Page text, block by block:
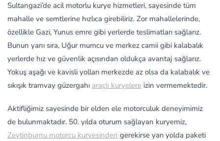
Sultangazi’de acil motorlu kurye hizmetleri, sayesinde tüm
mahalle ve semtlerine hızlıca girebiliriz. Zor mahallelerinde,
özellikle Gazi, Yunus emre gibi yerlerde teslimatları sağlarız.
Bunun yanı sıra, Uğur mumcu ve merkez camii gibi kalabalık
yerlerde hız ve güvenlik açısından oldukça avantaj sağlarız.
Yokuş aşağı ve kavisli yolları merkezde az olsa da kalabalık ve
sıkışık tramvay güzergahı araçlı kuryelere izin vermemektedir.
Aktifliğimiz sayesinde bir elden ele motorculuk deneyimimiz
de bulunmaktadır. 50. yılda oturum sağlayan kuryemiz,
Zeytinburnu motorcu kuryesinden gerekirse yarı yolda paketi